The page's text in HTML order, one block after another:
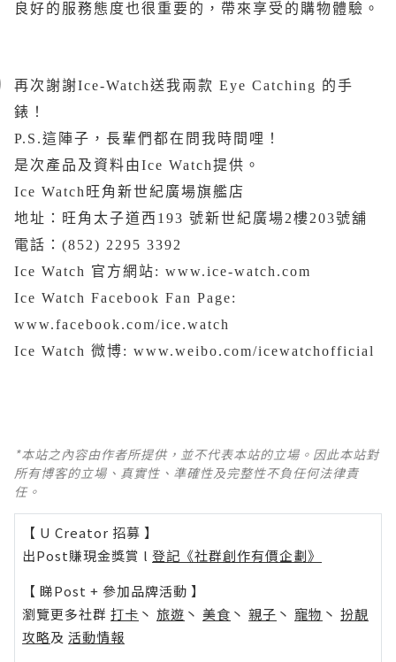
良好的服務態度也很重要的，帶來享受的購物體驗。
再次謝謝Ice-Watch送我兩款 Eye Catching 的手
錶！
P.S.這陣子，長輩們都在問我時間哩！
是次產品及資料由Ice Watch提供。
Ice Watch旺角新世紀廣場旗艦店
地址：旺角太子道西193 號新世紀廣場2樓203號舖
電話：(852) 2295 3392
Ice Watch 官方網站: www.ice-watch.com
Ice Watch Facebook Fan Page:
www.facebook.com/ice.watch
Ice Watch 微博: www.weibo.com/icewatchofficial
*本站之內容由作者所提供，並不代表本站的立場。因此本站對
所有博客的立場、真實性、準確性及完整性不負任何法律責
任。
【 U Creator 招募 】
出Post賺現金獎賞 l 登記《社群創作有價企劃》
【 睇Post + 參加品牌活動 】
瀏覽更多社群 打卡 丶 旅遊 丶 美食 丶 親子 丶 寵物 丶 扮靚
攻略及 活動情報